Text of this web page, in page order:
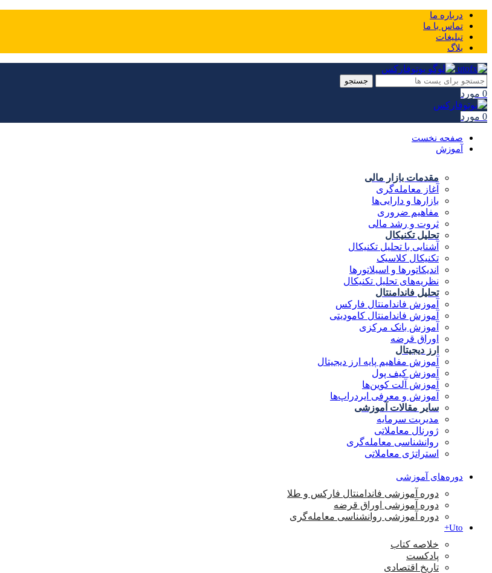
درباره ما
تماس با ما
تبلیغات
بلاگ
جستجو
0 مورد
0 مورد
صفحه نخست
آموزش
مقدمات بازار مالی
آغاز معامله‌گری
بازارها و دارایی‌ها
مفاهیم ضروری
ثروت و رشد مالی
تحلیل تکنیکال
آشنایی با تحلیل تکنیکال
تکنیکال کلاسیک
اندیکاتورها و اسیلاتورها
نظریه‌های تحلیل تکنیکال
تحلیل فاندامنتال
آموزش فاندامنتال فارکس
آموزش فاندامنتال کامودیتی
آموزش بانک مرکزی
اوراق قرضه
ارز دیجیتال
آموزش مفاهیم پایه ارز دیجیتال
آموزش کیف پول
آموزش آلت کوین‌ها
آموزش و معرفی ایردراپ‌ها
سایر مقالات آموزشی
مدیریت سرمایه
ژورنال معاملاتی
روانشناسی معامله‌گری
استراتژی معاملاتی
دوره‌های آموزشی
دوره آموزشی فاندامنتال فارکس و طلا
دوره آموزشی اوراق قرضه
دوره آموزشی روانشناسی معامله‌گری
Uto+
خلاصه کتاب
پادکست
تاریخ اقتصادی